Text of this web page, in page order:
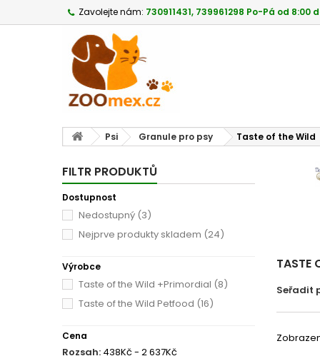
Zavolejte nám: 730911431, 739961298 Po-Pá od 8:00
Psi Granule pro psy Taste of the Wild
FILTR PRODUKTŮ
Dostupnost
Nedostupný (3)
Nejprve produkty skladem (24)
Výrobce
Taste of the Wild +Primordial (8)
Taste of the Wild Petfood (16)
Cena
Rozsah: 438Kč - 2 637Kč
TASTE
Seřadit